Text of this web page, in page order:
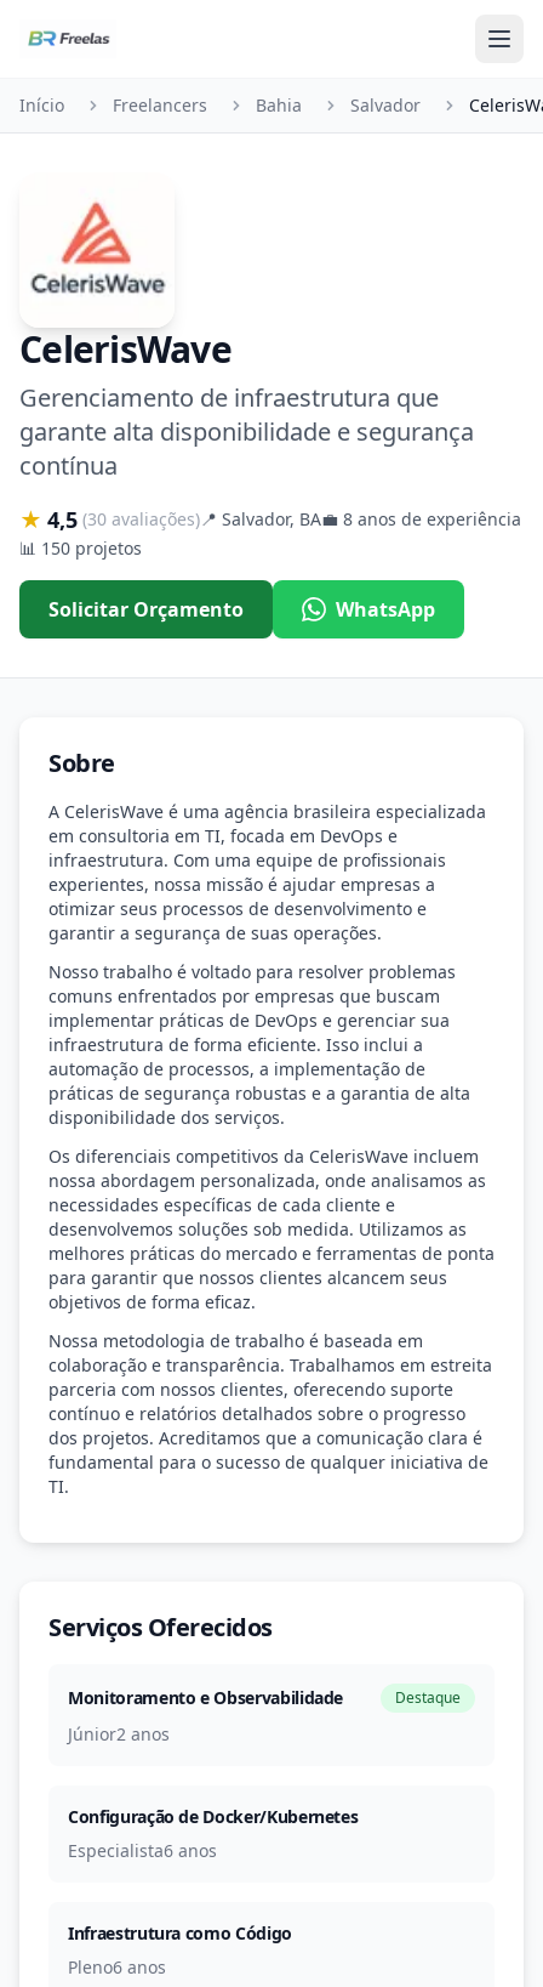
Início Freelancers Bahia Salvador
CelerisWave
Gerenciamento de infraestrutura que
garante alta disponibilidade e segurança
contínua
★ 4,5 (30 avaliações)📍 Salvador, BA💼 8 anos de experiência
📊 150 projetos
Solicitar Orçamento WhatsApp
Sobre
A CelerisWave é uma agência brasileira especializada
em consultoria em TI, focada em DevOps e
infraestrutura. Com uma equipe de profissionais
experientes, nossa missão é ajudar empresas a
otimizar seus processos de desenvolvimento e
garantir a segurança de suas operações.
Nosso trabalho é voltado para resolver problemas
comuns enfrentados por empresas que buscam
implementar práticas de DevOps e gerenciar sua
infraestrutura de forma eficiente. Isso inclui a
automação de processos, a implementação de
práticas de segurança robustas e a garantia de alta
disponibilidade dos serviços.
Os diferenciais competitivos da CelerisWave incluem
nossa abordagem personalizada, onde analisamos as
necessidades específicas de cada cliente e
desenvolvemos soluções sob medida. Utilizamos as
melhores práticas do mercado e ferramentas de ponta
para garantir que nossos clientes alcancem seus
objetivos de forma eficaz.
Nossa metodologia de trabalho é baseada em
colaboração e transparência. Trabalhamos em estreita
parceria com nossos clientes, oferecendo suporte
contínuo e relatórios detalhados sobre o progresso
dos projetos. Acreditamos que a comunicação clara é
fundamental para o sucesso de qualquer iniciativa de
TI.
Serviços Oferecidos
Monitoramento e Observabilidade Destaque
Júnior2 anos
Configuração de Docker/Kubernetes
Especialista6 anos
Infraestrutura como Código
Pleno6 anos